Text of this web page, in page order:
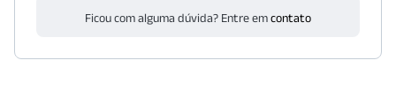
Ficou com alguma dúvida? Entre emcontato